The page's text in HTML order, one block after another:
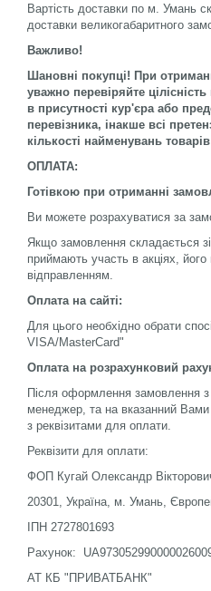
Вартість доставки по м. Умань
доставки великогабаритного
Важливо!
Шановні покупці! При
уважно перевіряйте
в присутності кур'єра або
перевізника, інакше всі
кількості найменувань
ОПЛАТА:
Готівкою при отриманні
Ви можете розрахуватися за
Якщо замовлення складається
приймають участь в акціях,
відправленням.
Оплата на сайті:
Для цього необхідно обрати
VISA/MasterCard"
Оплата на розрахунковий
Після оформлення замовлення
менеджер, та на вказанний
з реквізитами для оплати.
Реквізити для оплати:
ФОП Кугай Олександр
20301, Україна, м. Умань,
ІПН 2727801693
Рахунок:
АТ КБ "ПРИВАТБАНК"